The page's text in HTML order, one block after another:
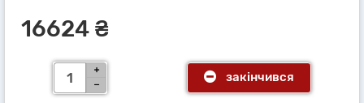
16624 ₴
закінчився